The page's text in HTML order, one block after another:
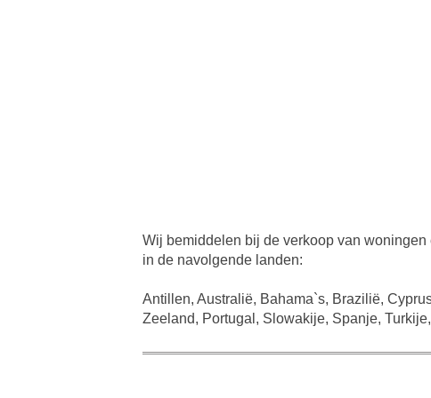
Wij bemiddelen bij de verkoop van
in de navolgende landen:
Antillen, Australië, Bahama`s, Brazilië,
Zeeland, Portugal, Slowakije, Spanje,